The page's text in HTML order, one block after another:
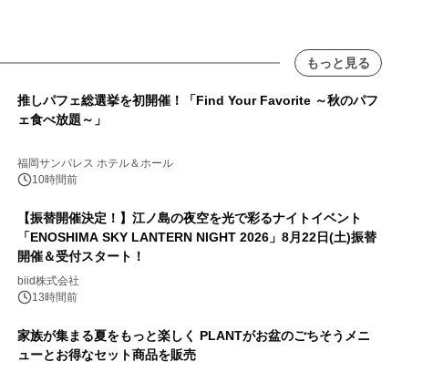
もっと見る
推しパフェ総選挙を初開催！「Find Your Favorite ～秋のパフ
ェ食べ放題～」
福岡サンパレス ホテル＆ホール
10時間前
【振替開催決定！】江ノ島の夜空を光で彩るナイトイベント
「ENOSHIMA SKY LANTERN NIGHT 2026」8月22日(土)振替
開催＆受付スタート！
biid株式会社
13時間前
家族が集まる夏をもっと楽しく PLANTがお盆のごちそうメニ
ューとお得なセット商品を販売